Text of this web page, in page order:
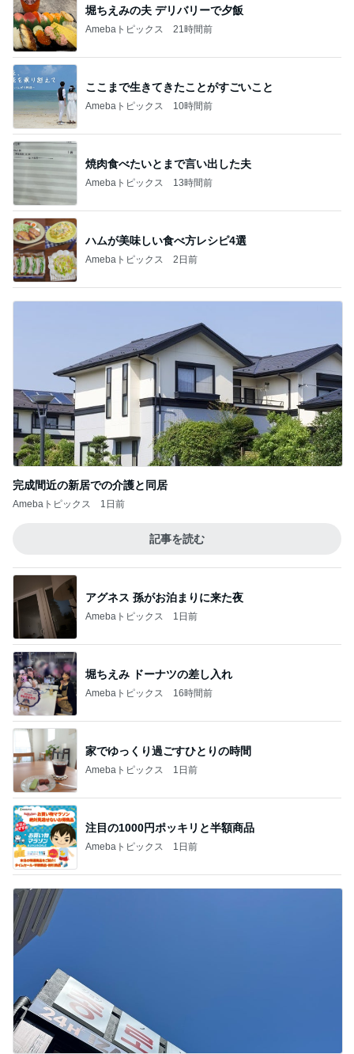
堀ちえみの夫 デリバリーで夕飯
Amebaトピックス 21時間前
ここまで生きてきたことがすごいこと
Amebaトピックス 10時間前
焼肉食べたいとまで言い出した夫
Amebaトピックス 13時間前
ハムが美味しい食べ方レシピ4選
Amebaトピックス 2日前
完成間近の新居での介護と同居
Amebaトピックス 1日前
記事を読む
アグネス 孫がお泊まりに来た夜
Amebaトピックス 1日前
堀ちえみ ドーナツの差し入れ
Amebaトピックス 16時間前
家でゆっくり過ごすひとりの時間
Amebaトピックス 1日前
注目の1000円ポッキリと半額商品
Amebaトピックス 1日前